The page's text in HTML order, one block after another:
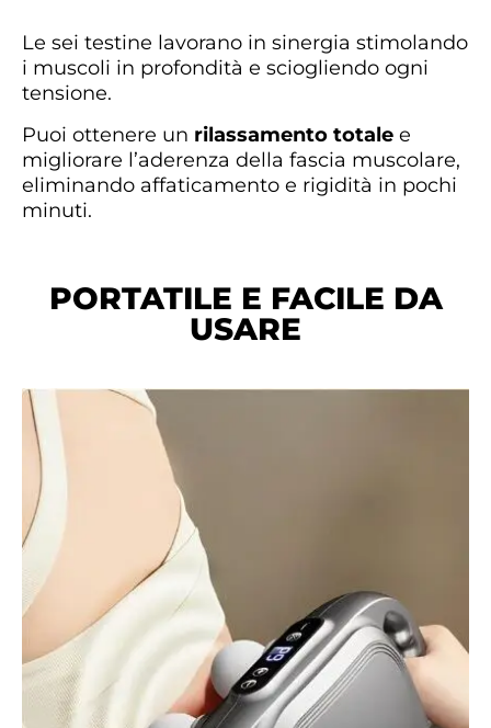
Le sei testine lavorano in sinergia stimolando
i muscoli in profondità e sciogliendo ogni
tensione.
Puoi ottenere un rilassamento totale e
migliorare l’aderenza della fascia muscolare,
eliminando affaticamento e rigidità in pochi
minuti.
PORTATILE E FACILE DA
USARE